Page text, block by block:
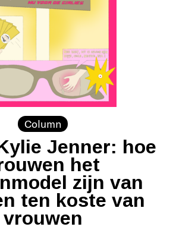
Column
Jenner: hoe
het
zijn van
ten koste van
vrouwen